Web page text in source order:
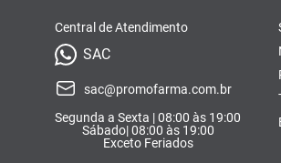
Central de Atendimento
SAC
sac@promofarma.com.br
Segunda a Sexta | 08:00 às 19:00
Sábado| 08:00 às 19:00
Exceto Feriados